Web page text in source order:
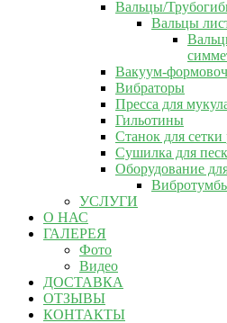
Вальцы/
Вальцы
Вакуум-
Вибраторы
Пресса для
Гильотины
Станок для
Сушилка для
Оборудование
УСЛУГИ
О НАС
ГАЛЕРЕЯ
Фото
Видео
ДОСТАВКА
ОТЗЫВЫ
КОНТАКТЫ